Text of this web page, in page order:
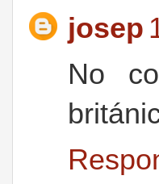
josep
No